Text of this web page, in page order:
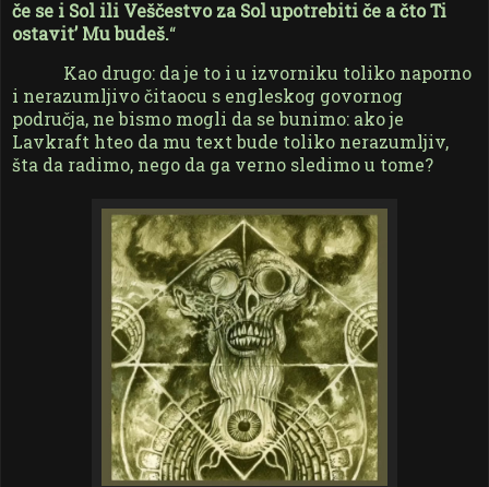
če se i Sol ili Veščestvo za Sol upotrebiti če a čto Ti
ostavit’ Mu budeš.“
Kao drugo: da je to i u izvorniku toliko naporno
i nerazumljivo čitaocu s engleskog govornog
područja, ne bismo mogli da se bunimo: ako je
Lavkraft hteo da mu text bude toliko nerazumljiv,
šta da radimo, nego da ga verno sledimo u tome?